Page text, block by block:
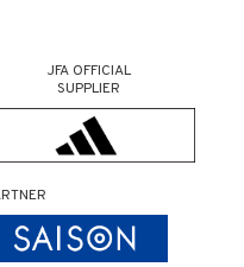
JFA OFFICIAL
SUPPLIER